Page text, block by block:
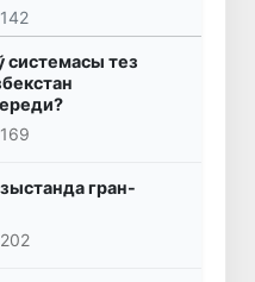
142
тез
169
гран-
202